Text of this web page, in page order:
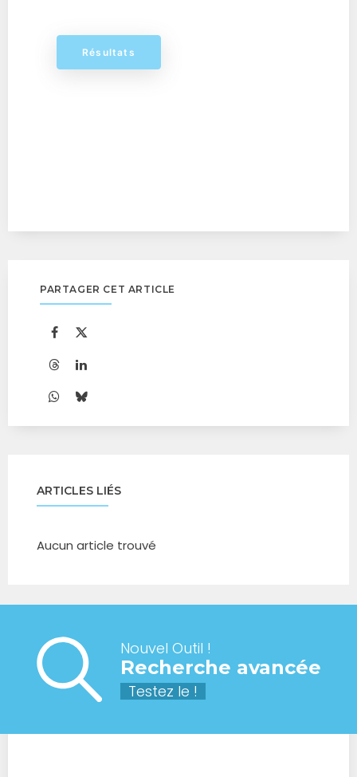
Résultats
PARTAGER CET ARTICLE
ARTICLES LIÉS
Aucun article trouvé
Nouvel Outil !
Recherche avancée
Testez le !